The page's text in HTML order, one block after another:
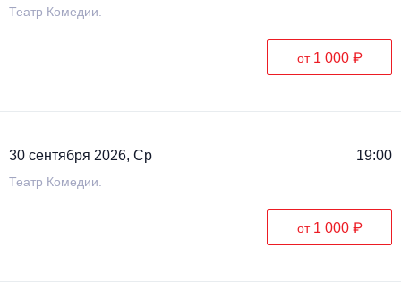
Театр Комедии.
от 1 000 ₽
30 сентября 2026, Ср 19:00
Театр Комедии.
от 1 000 ₽